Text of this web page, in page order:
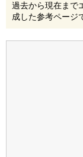
過去から現在まで
成した参考ページ